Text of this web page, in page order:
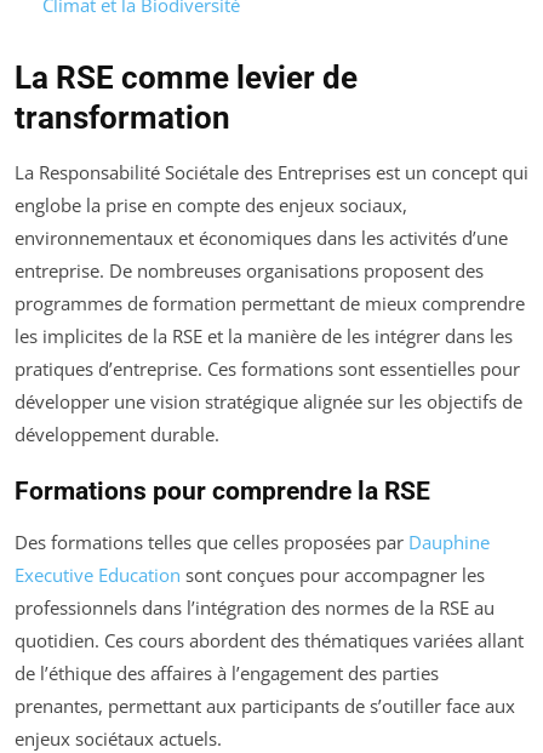
Climat et la Biodiversité
La RSE comme levier de
transformation
La Responsabilité Sociétale des Entreprises est un concept qui
englobe la prise en compte des enjeux sociaux,
environnementaux et économiques dans les activités d’une
entreprise. De nombreuses organisations proposent des
programmes de formation permettant de mieux comprendre
les implicites de la RSE et la manière de les intégrer dans les
pratiques d’entreprise. Ces formations sont essentielles pour
développer une vision stratégique alignée sur les objectifs de
développement durable.
Formations pour comprendre la RSE
Des formations telles que celles proposées par Dauphine
Executive Education sont conçues pour accompagner les
professionnels dans l’intégration des normes de la RSE au
quotidien. Ces cours abordent des thématiques variées allant
de l’éthique des affaires à l’engagement des parties
prenantes, permettant aux participants de s’outiller face aux
enjeux sociétaux actuels.